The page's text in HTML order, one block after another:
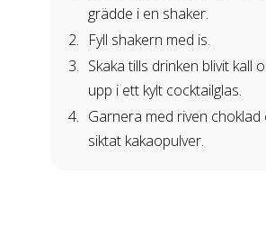
grädde i en shaker.
Fyll shakern med is.
Skaka tills drinken blivit kall
upp i ett kylt cocktailglas.
Garnera med riven choklad
siktat kakaopulver.